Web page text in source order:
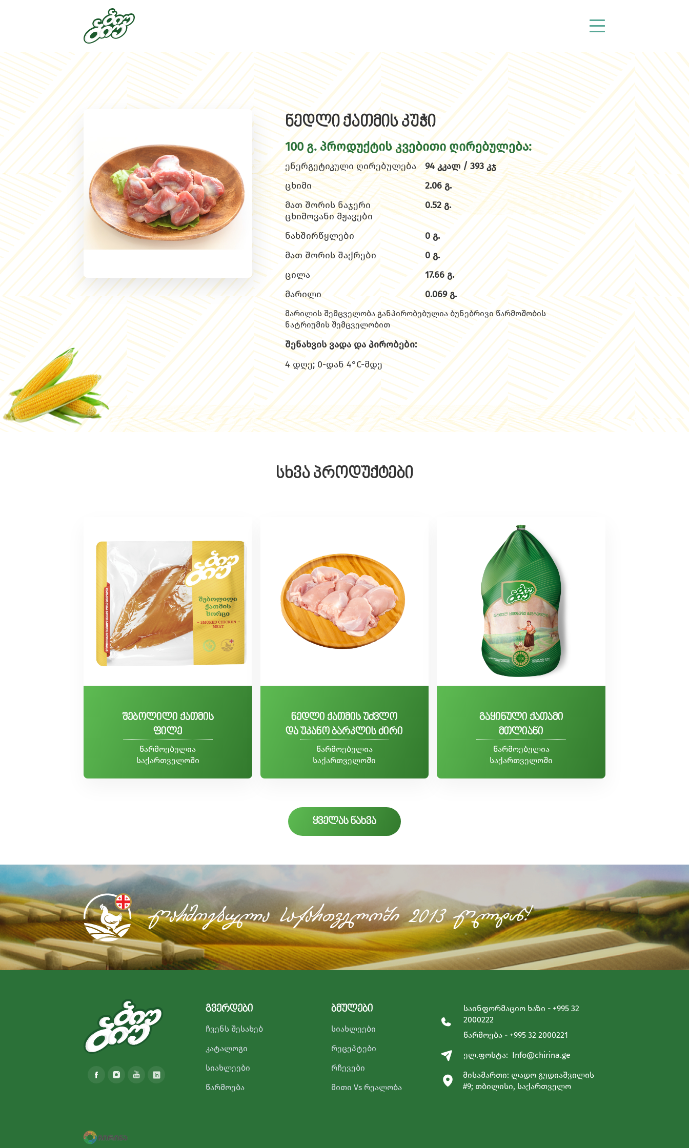
ნედლი ქათმის კუჭი
100 გ. პროდუქტის კვებითი ღირებულება:
ენერგეტიკული ღირებულება
94 კკალ / 393 კჯ
ცხიმი
2.06 გ.
მათ შორის ნაჯერი
ცხიმოვანი მჟავები
0.52 გ.
ნახშირწყლები
0 გ.
მათ შორის შაქრები
0 გ.
ცილა
17.66 გ.
მარილი
0.069 გ.
მარილის შემცველობა განპირობებულია ბუნებრივი წარმოშობის
ნატრიუმის შემცველობით
შენახვის ვადა და პირობები:
4 დღე; 0-დან 4°C-მდე
სხვა პროდუქტები
შებოლილი ქათმის
ფილე
წარმოებულია
საქართველოში
ნედლი ქათმის უძვლო
და უკანო ბარკლის ძირი
წარმოებულია
საქართველოში
გაყინული ქათამი
მთლიანი
წარმოებულია
საქართველოში
ყველას ნახვა
წარმოებულია საქართველოში 2013 წლიდან!
გვერდები
ჩვენს შესახებ
კატალოგი
სიახლეები
წარმოება
ბმულები
სიახლეები
რეცეპტები
რჩევები
მითი Vs რეალობა
საინფორმაციო ხაზი - +995 32
2000222
წარმოება - +995 32 2000221
ელ.ფოსტა: Info@chirina.ge
მისამართი: ლადო გუდიაშვილის
#9; თბილისი, საქართველო